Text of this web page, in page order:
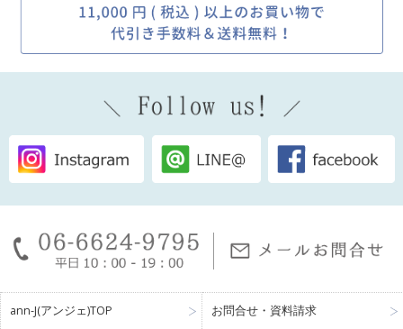
ann-J(アンジェ)TOP お問合せ・資料請求